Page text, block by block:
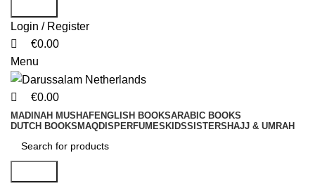
Login / Register
€0.00
Menu
€0.00
MADINAH MUSHAFENGLISH BOOKSARABIC BOOKS
DUTCH BOOKS MAQDIS PERFUMES KIDSSISTERS HAJJ & UMRAH